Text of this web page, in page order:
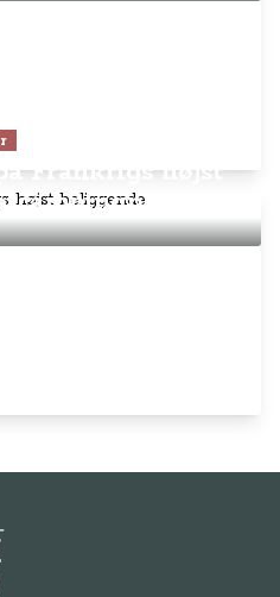
Frankrigs højst